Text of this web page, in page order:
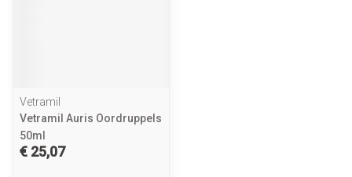
Vetramil
Vetramil Auris Oordruppels
50ml
€ 25,07